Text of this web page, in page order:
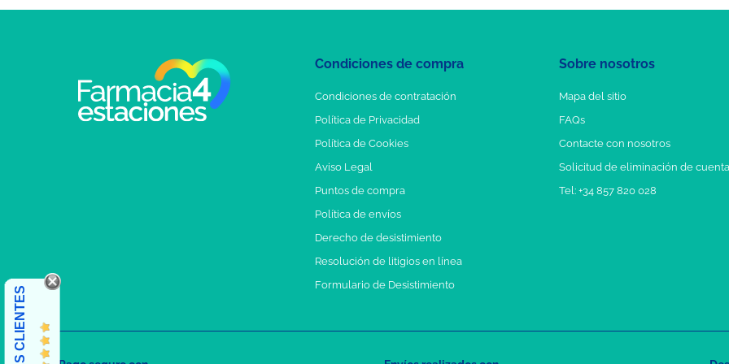
Condiciones de compra
Condiciones de contratación
Política de Privacidad
Política de Cookies
Aviso Legal
Puntos de compra
Política de envíos
Derecho de desistimiento
Resolución de litigios en línea
Formulario de Desistimiento
Sobre nosotros
Mapa del sitio
FAQs
Contacte con nosotros
Solicitud de eliminación de cuenta
Tel: +34 857 820 028